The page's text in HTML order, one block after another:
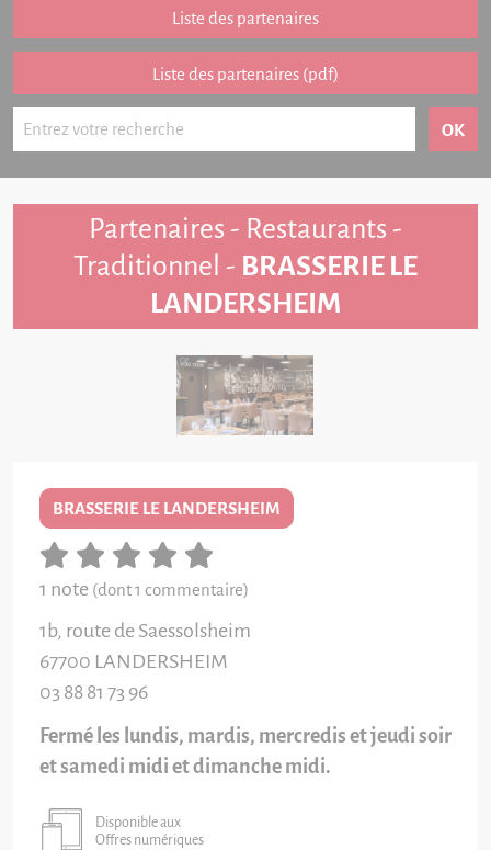
FAQ
Livre d'or
Liste des partenaires
Liste des partenaires (pdf)
Partenaires - Restaurants -
Traditionnel - BRASSERIE LE
LANDERSHEIM
BRASSERIE LE LANDERSHEIM
1 note (dont 1 commentaire)
1b, route de Saessolsheim
67700 LANDERSHEIM
03 88 81 73 96
Fermé les lundis, mardis, mercredis et jeudi soir
et samedi midi et dimanche midi.
Disponible aux
Offres numériques